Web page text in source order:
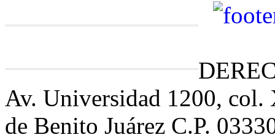
Av. Universidad 1200,
de Benito Juárez C.P.